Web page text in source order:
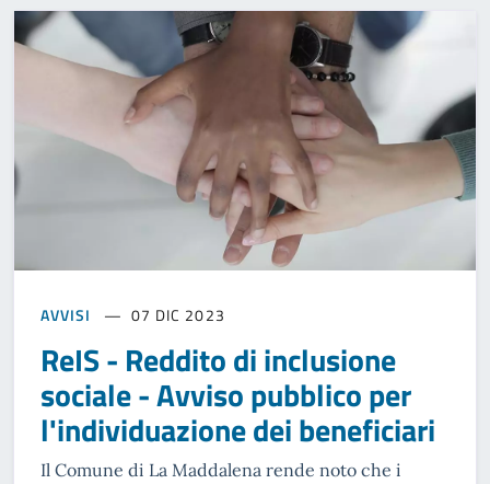
AVVISI 07 DIC 2023
ReIS - Reddito di inclusione
sociale - Avviso pubblico per
l'individuazione dei beneficiari
Il Comune di La Maddalena rende noto che i